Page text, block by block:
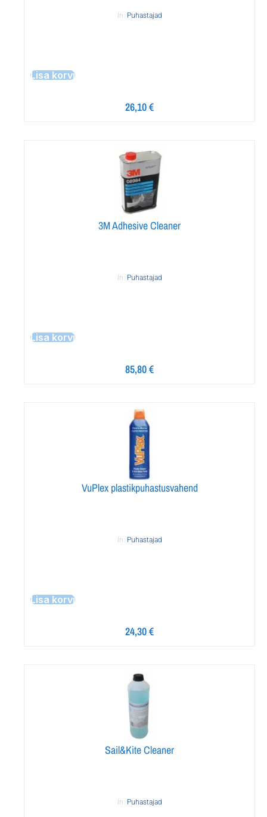
In: Puhastajad
Lisa korvi
26,10€
3M Adhesive Cleaner
In: Puhastajad
Lisa korvi
85,80€
VuPlex plastikpuhastusvahend
In: Puhastajad
Lisa korvi
24,30€
Sail&Kite Cleaner
In: Puhastajad